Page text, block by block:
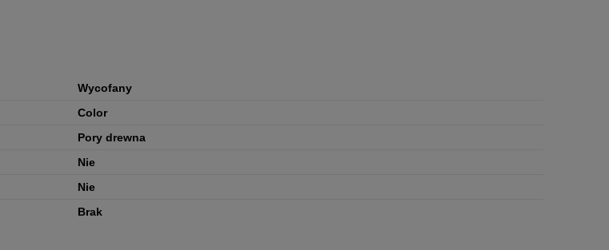
Wycofany
Color
Pory drewna
Nie
Nie
Brak